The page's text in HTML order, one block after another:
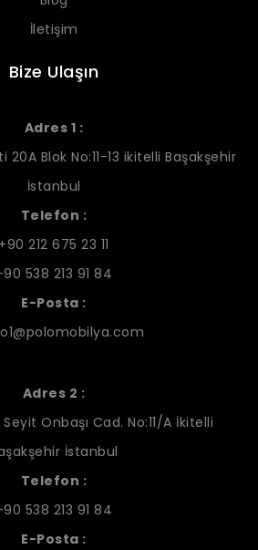
İletişim
Bize Ulaşın
Adres 1 :
Blok No:11-13 ikitelli Başakşehir
İstanbul
Telefon :
+90 212 675 23 11
538 213 91 84
E-Posta :
Adres 2 :
Onbaşı Cad. No:11/A İkitelli
İstanbul
Telefon :
538 213 91 84
E-Posta :